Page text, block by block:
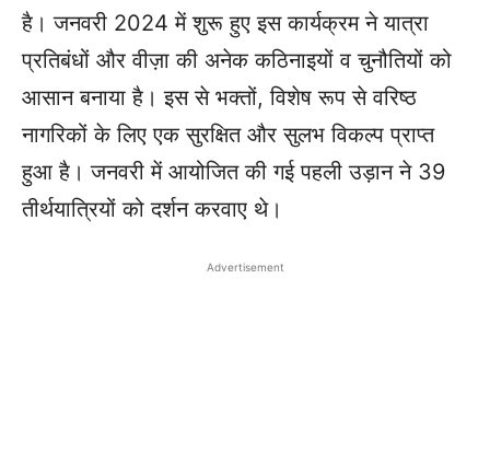
है। जनवरी 2024 में शुरू हुए इस कार्यक्रम ने यात्रा
प्रतिबंधों और वीज़ा की अनेक कठिनाइयों व चुनौतियों को
आसान बनाया है। इस से भक्तों, विशेष रूप से वरिष्ठ
नागरिकों के लिए एक सुरक्षित और सुलभ विकल्प प्राप्त
हुआ है। जनवरी में आयोजित की गई पहली उड़ान ने 39
तीर्थयात्रियों को दर्शन करवाए थे।
Advertisement